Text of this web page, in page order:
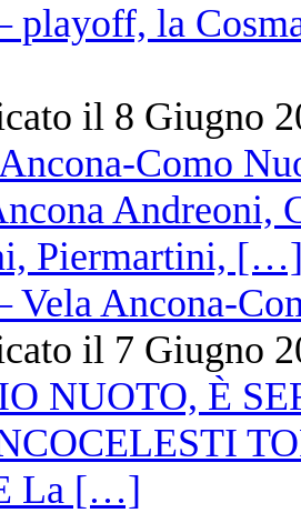
playoff, la
il 8 Giugno
Vela Ancona-
il 7 Giugno